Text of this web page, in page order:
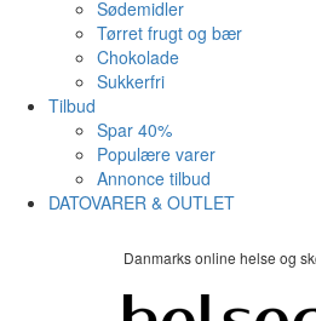
Sødemidler
Tørret frugt og bær
Chokolade
Sukkerfri
Tilbud
Spar 40%
Populære varer
Annonce tilbud
DATOVARER & OUTLET
Danmarks online helse og